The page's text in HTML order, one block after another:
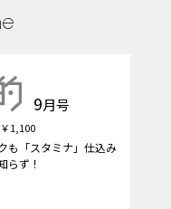
9月号
1,100
も「スタミナ」仕込み
らず！